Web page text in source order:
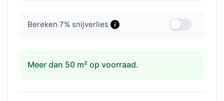
Bereken 7% snijverlies
Meer dan 50 m² op voorraad.